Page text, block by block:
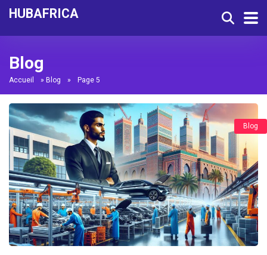
HUBAFRICA
Blog
Accueil » Blog » Page 5
Blog